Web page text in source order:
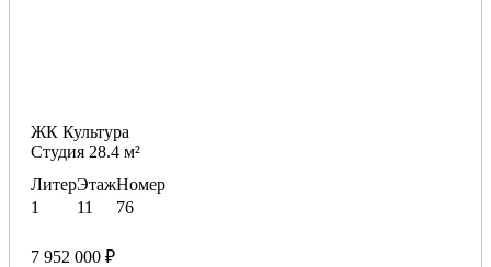
ЖК Культура
Студия 28.4 м²
Литер
1
Этаж
11
Номер
76
7 952 000 ₽